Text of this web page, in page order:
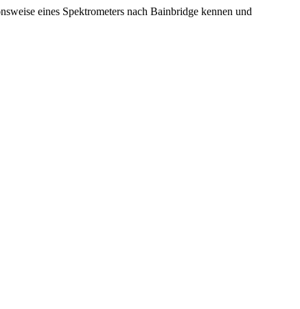
eines Spektrometers nach Bainbridge kennen und